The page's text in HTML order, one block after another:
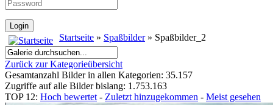
Startseite » Spaßbilder» Spaßbilder_2
Zurück zur Kategorieübersicht
Gesamtanzahl Bilder in allen Kategorien: 35.157
Zugriffe auf alle Bilder bislang: 1.753.163
TOP 12: Hoch bewertet - Zuletzt hinzugekommen - Meist gesehen